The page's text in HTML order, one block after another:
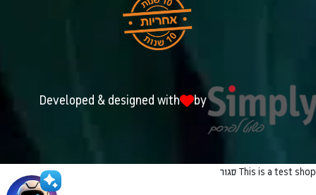
Developed & designed with by
This is a test shop סגור